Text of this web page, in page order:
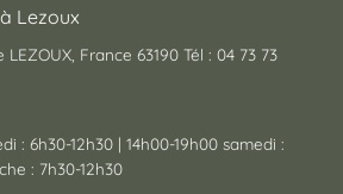
Lezoux
France 63190 Tél : 04 73 73
: 6h30-12h30 | 14h00-19h00 samedi :
: 7h30-12h30